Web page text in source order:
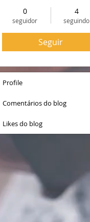
0
seguidor
4
seguindo
Seguir
Profile
Comentários do blog
Likes do blog